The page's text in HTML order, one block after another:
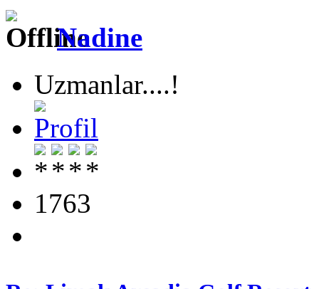
Nadine
Uzmanlar....!
1763